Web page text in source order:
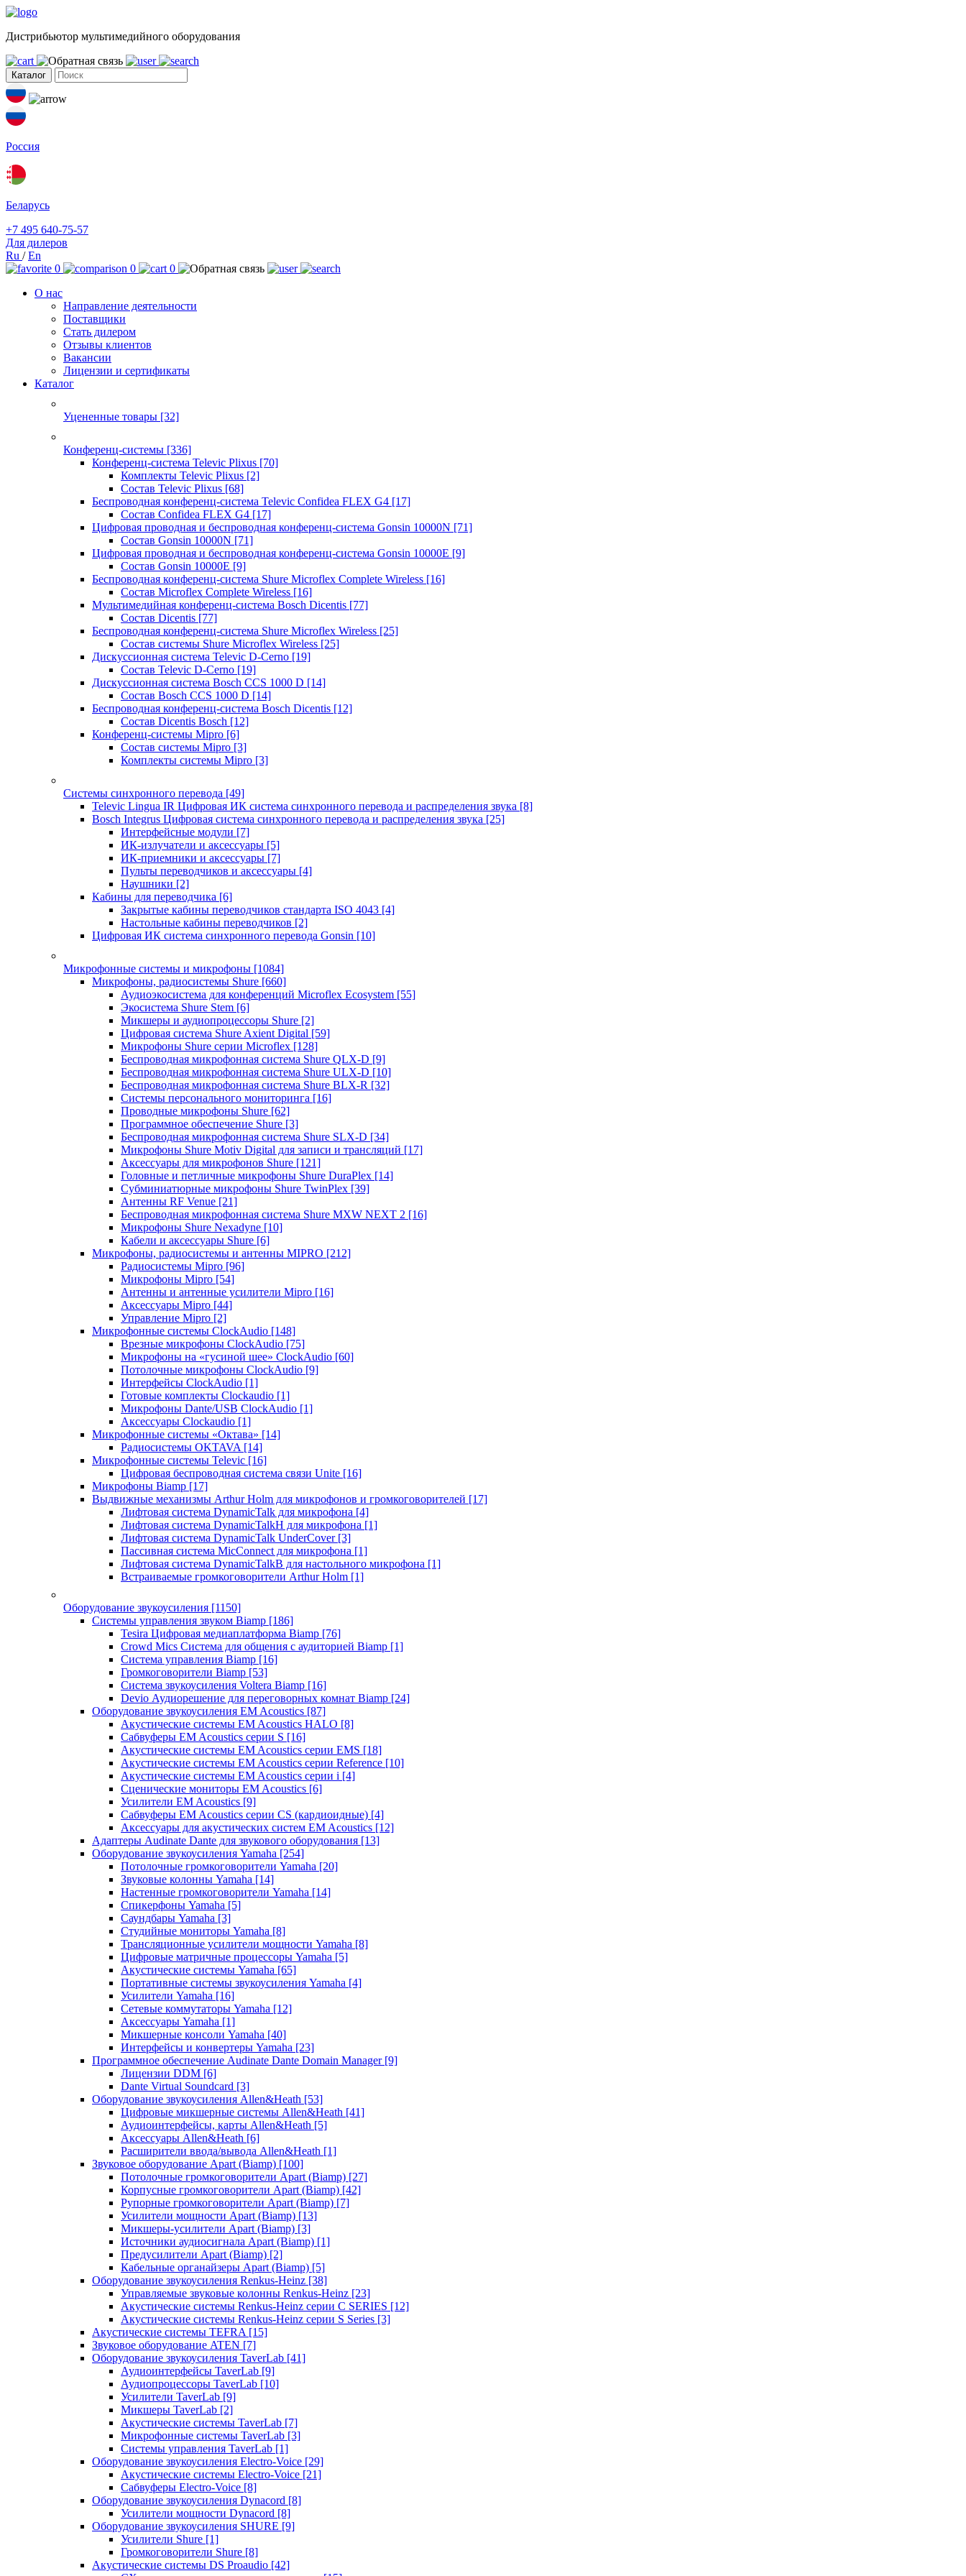
Дистрибьютор мультимедийного оборудования
Каталог
Россия
Беларусь
+7 495 640-75-57
Для дилеров
Ru /En
0
0
0
О нас
Направление деятельности
Поставщики
Стать дилером
Отзывы клиентов
Вакансии
Лицензии и сертификаты
Каталог
Уцененные товары [32]
Конференц-системы [336]
Конференц-система Televic Plixus [70]
Комплекты Televic Plixus [2]
Состав Televic Plixus [68]
Беспроводная конференц-система Televic Confidea FLEX G4 [17]
Состав Confidea FLEX G4 [17]
Цифровая проводная и беспроводная конференц-система Gonsin 10000N [71]
Состав Gonsin 10000N [71]
Цифровая проводная и беспроводная конференц-система Gonsin 10000E [9]
Состав Gonsin 10000E [9]
Беспроводная конференц-система Shure Microflex Complete Wireless [16]
Состав Microflex Complete Wireless [16]
Мультимедийная конференц-система Bosch Dicentis [77]
Состав Dicentis [77]
Беспроводная конференц-система Shure Microflex Wireless [25]
Состав системы Shure Microflex Wireless [25]
Дискуссионная система Televic D-Cerno [19]
Состав Televic D-Cerno [19]
Дискуссионная система Bosch CCS 1000 D [14]
Состав Bosch CCS 1000 D [14]
Беспроводная конференц-система Bosch Dicentis [12]
Состав Dicentis Bosch [12]
Конференц-системы Mipro [6]
Состав системы Mipro [3]
Комплекты системы Mipro [3]
Системы синхронного перевода [49]
Televic Lingua IR Цифровая ИК система синхронного перевода и распределения звука [8]
Bosch Integrus Цифровая система синхронного перевода и распределения звука [25]
Интерфейсные модули [7]
ИК-излучатели и аксессуары [5]
ИК-приемники и аксессуары [7]
Пульты переводчиков и аксессуары [4]
Наушники [2]
Кабины для переводчика [6]
Закрытые кабины переводчиков стандарта ISO 4043 [4]
Настольные кабины переводчиков [2]
Цифровая ИК система синхронного перевода Gonsin [10]
Микрофонные системы и микрофоны [1084]
Микрофоны, радиосистемы Shure [660]
Аудиоэкосистема для конференций Microflex Ecosystem [55]
Экосистема Shure Stem [6]
Микшеры и аудиопроцессоры Shure [2]
Цифровая система Shure Axient Digital [59]
Микрофоны Shure серии Microflex [128]
Беспроводная микрофонная система Shure QLX-D [9]
Беспроводная микрофонная система Shure ULX-D [10]
Беспроводная микрофонная система Shure BLX-R [32]
Системы персонального мониторинга [16]
Проводные микрофоны Shure [62]
Программное обеспечение Shure [3]
Беспроводная микрофонная система Shure SLX-D [34]
Микрофоны Shure Motiv Digital для записи и трансляций [17]
Аксессуары для микрофонов Shure [121]
Головные и петличные микрофоны Shure DuraPlex [14]
Субминиатюрные микрофоны Shure TwinPlex [39]
Антенны RF Venue [21]
Беспроводная микрофонная система Shure MXW NEXT 2 [16]
Микрофоны Shure Nexadyne [10]
Кабели и аксессуары Shure [6]
Микрофоны, радиосистемы и антенны MIPRO [212]
Радиосистемы Mipro [96]
Микрофоны Mipro [54]
Антенны и антенные усилители Mipro [16]
Аксессуары Mipro [44]
Управление Mipro [2]
Микрофонные системы ClockAudio [148]
Врезные микрофоны ClockAudio [75]
Микрофоны на «гусиной шее» ClockAudio [60]
Потолочные микрофоны ClockAudio [9]
Интерфейсы ClockAudio [1]
Готовые комплекты Clockaudio [1]
Микрофоны Dante/USB ClockAudio [1]
Аксессуары Clockaudio [1]
Микрофонные системы «Октава» [14]
Радиосистемы OKTAVA [14]
Микрофонные системы Televic [16]
Цифровая беспроводная система связи Unite [16]
Микрофоны Biamp [17]
Выдвижные механизмы Arthur Holm для микрофонов и громкоговорителей [17]
Лифтовая система DynamicTalk для микрофона [4]
Лифтовая система DynamicTalkH для микрофона [1]
Лифтовая система DynamicTalk UnderCover [3]
Пассивная система MicConnect для микрофона [1]
Лифтовая система DynamicTalkB для настольного микрофона [1]
Встраиваемые громкоговорители Arthur Holm [1]
Оборудование звукоусиления [1150]
Системы управления звуком Biamp [186]
Tesira Цифровая медиаплатформа Biamp [76]
Crowd Mics Система для общения с аудиторией Biamp [1]
Система управления Biamp [16]
Громкоговорители Biamp [53]
Система звукоусиления Voltera Biamp [16]
Devio Аудиорешение для переговорных комнат Biamp [24]
Оборудование звукоусиления EM Acoustics [87]
Акустические системы EM Acoustics HALO [8]
Сабвуферы EM Acoustics серии S [16]
Акустические системы EM Acoustics серии EMS [18]
Акустические системы EM Acoustics серии Reference [10]
Акустические системы EM Acoustics серии i [4]
Сценические мониторы EM Acoustics [6]
Усилители EM Acoustics [9]
Сабвуферы EM Acoustics серии CS (кардиоидные) [4]
Аксессуары для акустических систем EM Acoustics [12]
Адаптеры Audinate Dante для звукового оборудования [13]
Оборудование звукоусиления Yamaha [254]
Потолочные громкоговорители Yamaha [20]
Звуковые колонны Yamaha [14]
Настенные громкоговорители Yamaha [14]
Спикерфоны Yamaha [5]
Саундбары Yamaha [3]
Студийные мониторы Yamaha [8]
Трансляционные усилители мощности Yamaha [8]
Цифровые матричные процессоры Yamaha [5]
Акустические системы Yamaha [65]
Портативные системы звукоусиления Yamaha [4]
Усилители Yamaha [16]
Сетевые коммутаторы Yamaha [12]
Аксессуары Yamaha [1]
Микшерные консоли Yamaha [40]
Интерфейсы и конвертеры Yamaha [23]
Программное обеспечение Audinate Dante Domain Manager [9]
Лицензии DDM [6]
Dante Virtual Soundcard [3]
Оборудование звукоусиления Allen&Heath [53]
Цифровые микшерные системы Allen&Heath [41]
Аудиоинтерфейсы, карты Allen&Heath [5]
Аксессуары Allen&Heath [6]
Расширители ввода/вывода Allen&Heath [1]
Звуковое оборудование Apart (Biamp) [100]
Потолочные громкоговорители Apart (Biamp) [27]
Корпусные громкоговорители Apart (Biamp) [42]
Рупорные громкоговорители Apart (Biamp) [7]
Усилители мощности Apart (Biamp) [13]
Микшеры-усилители Apart (Biamp) [3]
Источники аудиосигнала Apart (Biamp) [1]
Предусилители Apart (Biamp) [2]
Кабельные органайзеры Apart (Biamp) [5]
Оборудование звукоусиления Renkus-Heinz [38]
Управляемые звуковые колонны Renkus-Heinz [23]
Акустические системы Renkus-Heinz серии C SERIES [12]
Акустические системы Renkus-Heinz серии S Series [3]
Акустические системы TEFRA [15]
Звуковое оборудование ATEN [7]
Оборудование звукоусиления TaverLab [41]
Аудиоинтерфейсы TaverLab [9]
Аудиопроцессоры TaverLab [10]
Усилители TaverLab [9]
Микшеры TaverLab [2]
Акустические системы TaverLab [7]
Микрофонные системы TaverLab [3]
Системы управления TaverLab [1]
Оборудование звукоусиления Electro-Voice [29]
Акустические системы Electro-Voice [21]
Сабвуферы Electro-Voice [8]
Оборудование звукоусиления Dynacord [8]
Усилители мощности Dynacord [8]
Оборудование звукоусиления SHURE [9]
Усилители Shure [1]
Громкоговорители Shure [8]
Акустические системы DS Proaudio [42]